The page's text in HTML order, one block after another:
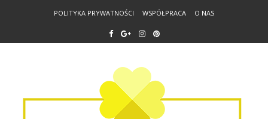
POLITYKA PRYWATNOŚCI WSPÓŁPRACA O NAS